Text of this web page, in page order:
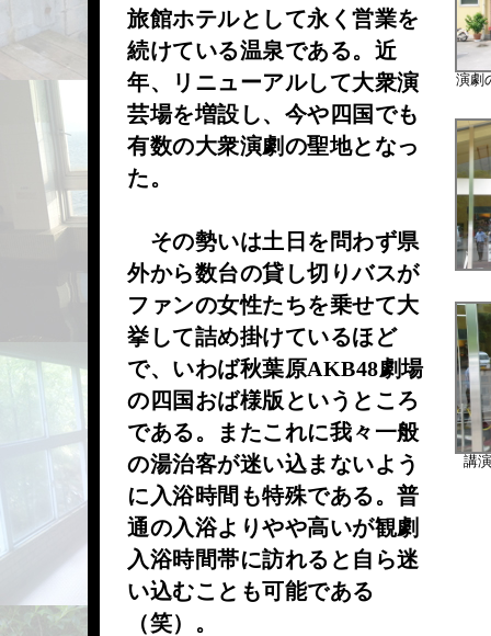
旅館ホテルとして永く営業を
続けている温泉である。近
年、リニューアルして大衆演
芸場を増設し、今や四国でも
有数の大衆演劇の聖地となっ
た。
その勢いは土日を問わず県
外から数台の貸し切りバスが
ファンの女性たちを乗せて大
挙して詰め掛けているほど
で、いわば秋葉原AKB48劇場
の四国おば様版というところ
である。またこれに我々一般
の湯治客が迷い込まないよう
に入浴時間も特殊である。普
通の入浴よりやや高いが観劇
入浴時間帯に訪れると自ら迷
い込むことも可能である
（笑）。
演劇
講